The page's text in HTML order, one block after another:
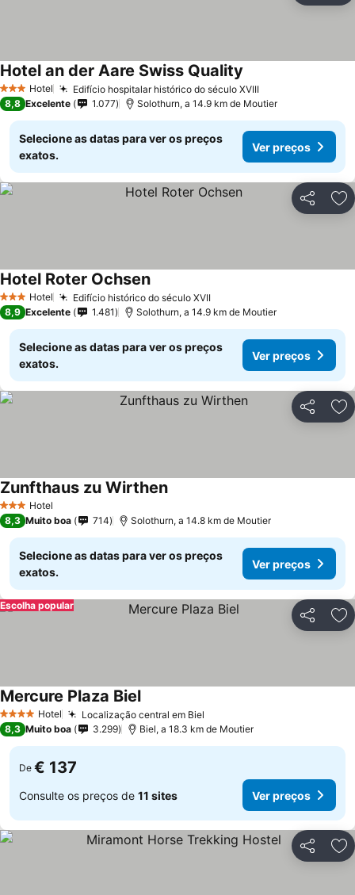
3 EstrelasHotel Edifício hospitalar histórico do século XVIII
Hotel an der Aare Swiss Quality
8,8 Excelente 1.077 Solothurn, a 14.9 km de Moutier
Selecione as datas para ver os preços
exatos.
Ver preços
Partilhar
3 EstrelasHotel Edifício histórico do século XVII
Hotel Roter Ochsen
8,9 Excelente 1.481 Solothurn, a 14.9 km de Moutier
Selecione as datas para ver os preços
exatos.
Ver preços
Partilhar
3 EstrelasHotel
Zunfthaus zu Wirthen
8,3 Muito boa 714 Solothurn, a 14.8 km de Moutier
Selecione as datas para ver os preços
exatos.
Ver preços
Partilhar
Escolha popular
4 EstrelasHotel Localização central em Biel
Mercure Plaza Biel
8,3 Muito boa 3.299 Biel, a 18.3 km de Moutier
De € 137
Consulte os preços de 11 sites Ver preços
Partilhar